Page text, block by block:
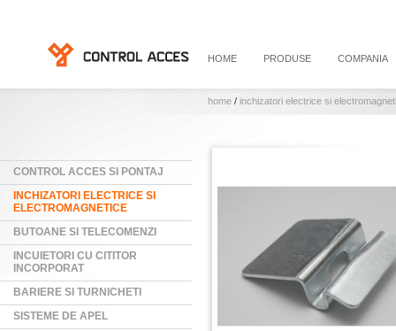
HOME PRODUSE COMPANIA
home / inchizatori electrice si
CONTROL ACCES SI PONTAJ
INCHIZATORI ELECTRICE SI
ELECTROMAGNETICE
BUTOANE SI TELECOMENZI
INCUIETORI CU CITITOR
INCORPORAT
BARIERE SI TURNICHETI
SISTEME DE APEL